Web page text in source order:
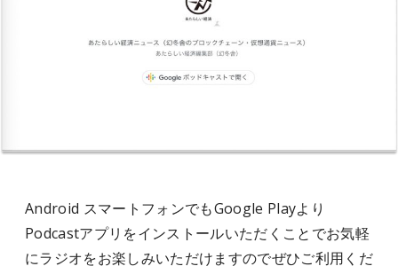
Android スマートフォンでもGoogle Playより
Podcastアプリをインストールいただくことでお気軽
にラジオをお楽しみいただけますのでぜひご利用くだ